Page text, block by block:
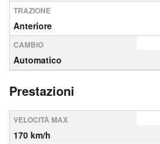
TRAZIONE
Anteriore
CAMBIO
Automatico
Prestazioni
VELOCITÀ MAX
170 km/h